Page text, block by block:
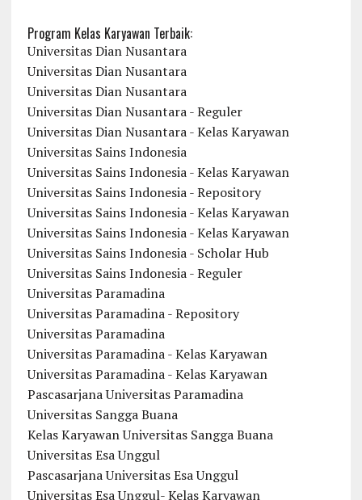
Program Kelas Karyawan Terbaik:
Universitas Dian Nusantara
Universitas Dian Nusantara
Universitas Dian Nusantara
Universitas Dian Nusantara - Reguler
Universitas Dian Nusantara - Kelas Karyawan
Universitas Sains Indonesia
Universitas Sains Indonesia - Kelas Karyawan
Universitas Sains Indonesia - Repository
Universitas Sains Indonesia - Kelas Karyawan
Universitas Sains Indonesia - Kelas Karyawan
Universitas Sains Indonesia - Scholar Hub
Universitas Sains Indonesia - Reguler
Universitas Paramadina
Universitas Paramadina - Repository
Universitas Paramadina
Universitas Paramadina - Kelas Karyawan
Universitas Paramadina - Kelas Karyawan
Pascasarjana Universitas Paramadina
Universitas Sangga Buana
Kelas Karyawan Universitas Sangga Buana
Universitas Esa Unggul
Pascasarjana Universitas Esa Unggul
Universitas Esa Unggul- Kelas Karyawan